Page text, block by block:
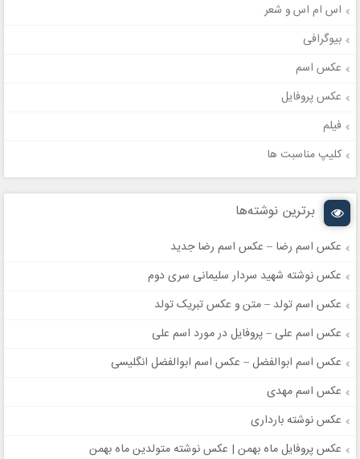
اس ام اس و شعر
بیوگرافی
عکس اسم
عکس پروفایل
فیلم
کلیپ مناسبت ها
برترین نوشته‌ها
عکس اسم رضا – عکس اسم رضا جدید
عکس نوشته شهید سردار سلیمانی سری دوم
عکس اسم تولد – متن و عکس تبریک تولد
عکس اسم علی – پروفایل در مورد اسم علی
عکس اسم ابوالفضل – عکس اسم ابوالفضل انگلیسی
عکس اسم مهدی
عکس نوشته بارداری
عکس پروفایل ماه بهمن | عکس نوشته متولدین ماه بهمن